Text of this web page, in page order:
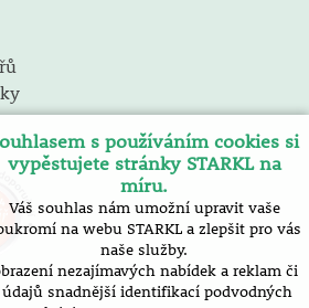
s používáním cookies si
vypěstujete stránky STARKL na
míru.
Váš souhlas nám umožní upravit vaše
na webu STARKL a zlepšit pro vás
naše služby.
nezajímavých nabídek a reklam či
snadnější identifikací podvodných